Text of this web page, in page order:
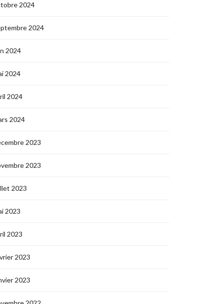
2024
2024
2024
2024
2024
2024
2023
2023
2023
2023
2023
2023
2023